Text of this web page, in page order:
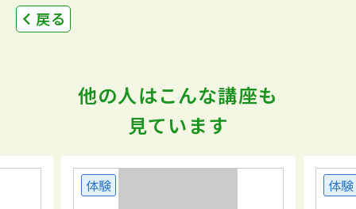
戻る
他の人はこんな講座も
見ています